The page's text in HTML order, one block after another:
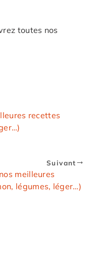
toutes nos
recettes
Suivant
meilleures
légumes, léger…)